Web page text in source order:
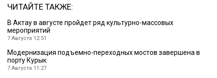
ЧИТАЙТЕ ТАКЖЕ:
В Актау в августе пройдет ряд культурно-массовых
мероприятий
7 Августа 12:51
Модернизация подъемно-переходных мостов завершена в
порту Курык
7 Августа 11:27